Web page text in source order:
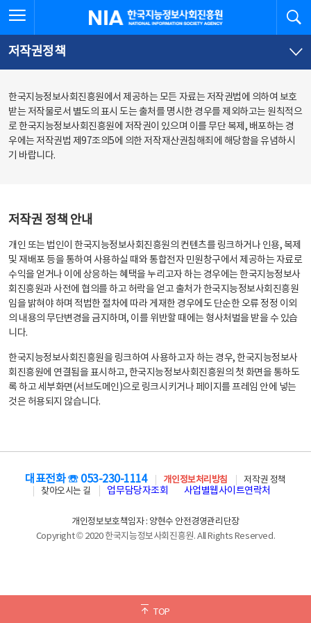
문
로
가
체
뉴
바
가
한국지능정보사회진흥원
저작권정책
한국지능정보사회진흥원에서 제공하는 모든 자료는 저작권법에 의하여 보호
받는 저작물로서 별도의 표시 도는 출처를 명시한 경우를 제외하고는 원칙적으
로 한국지능정보사회진흥원에 저작권이 있으며 이를 무단 복제, 배포하는 경
우에는 저작권법 제97조의5에 의한 저작재산권침해죄에 해당함을 유념하시
기 바랍니다.
저작권 정책 안내
개인 또는 법인이 한국지능정보사회진흥원의 컨텐츠를 링크하거나 인용, 복제
및 재배포 등을 통하여 사용하실 때와 통합전자 민원창구에서 제공하는 자료로
수익을 얻거나 이에 상응하는 혜택을 누리고자 하는 경우에는 한국지능정보사
회진흥원과 사전에 협의를 하고 허락을 얻고 출처가 한국지능정보사회진흥원
임을 밝혀야 하며 적법한 절차에 따라 게재한 경우에도 단순한 오류 정정 이외
의 내용의 무단변경을 금지하며, 이를 위반할 때에는 형사처벌을 받을 수 있습
니다.
한국지능정보사회진흥원을 링크하여 사용하고자 하는 경우, 한국지능정보사
회진흥원에 연결됨을 표시하고, 한국지능정보사회진흥원의 첫 화면을 통하도
록 하고 세부화면(서브도메인)으로 링크시키거나 페이지를 프레임 안에 넣는
것은 허용되지 않습니다.
TOP
대표전화 ☏ 053-230-1114 개인정보처리방침
저작권 정책
찾아오시는 길
업무담당자조회 사업별웹사이트연락처
개인정보보호책임자 : 양현수 안전경영관리단장
Copyright © 2020 한국지능정보사회진흥원. All Rights Reserved.